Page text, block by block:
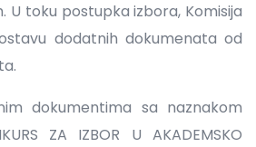
U toku postupka izbora, Komisija
dodatnih dokumenata od
dokumentima sa naznakom
ZA IZBOR U AKADEMSKO